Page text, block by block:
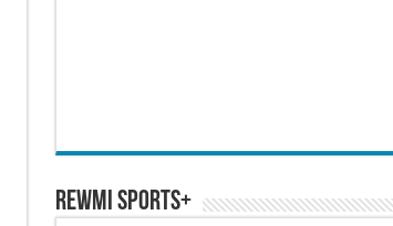
REWMI SPORTS+